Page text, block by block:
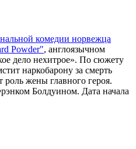
комедии норвежца
Powder", англоязычном
дело нехитрое». По сюжету
наркобарону за смерть
жены главного героя.
Болдуином. Дата начала